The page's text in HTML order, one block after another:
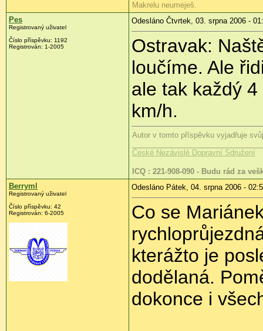
Makrelu neumeješ.
Pes
Registrovaný uživatel
Číslo příspěvku: 1192
Registrován: 1-2005
Odesláno Čtvrtek, 03. srpna 2006 -
Ostravak:
loučíme. Ale
ale tak každý
km/h.
Autor v tomto příspěvku vyjadřuje
České Nezávislé Dopravní Sdružení
ICQ : 221-908-090 - Budu rád za
Berryml
Registrovaný uživatel
Číslo příspěvku: 42
Registrován: 6-2005
Odesláno Pátek, 04. srpna 2006 -
Co se
kterážto je
dodělaná.
dokonce i